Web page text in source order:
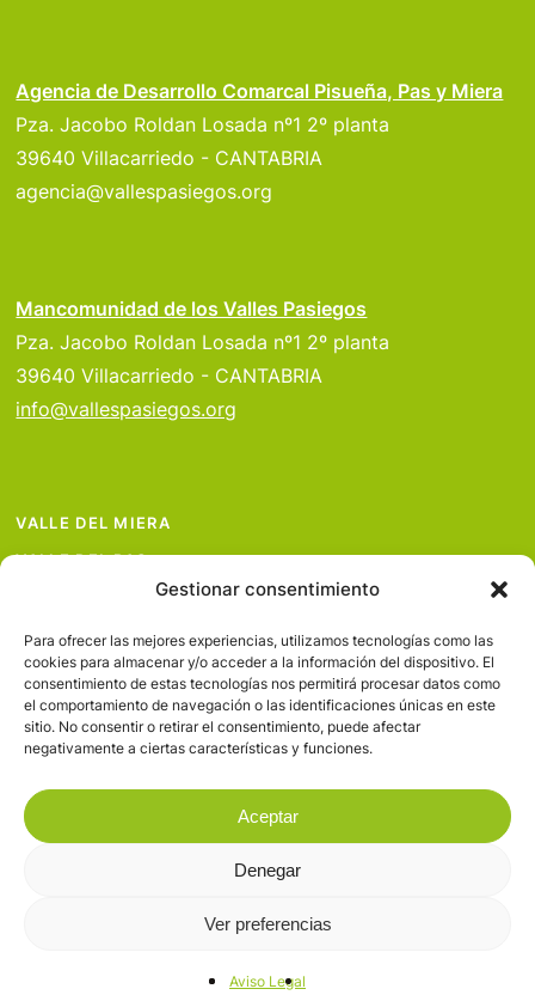
Gestionar consentimiento
Para ofrecer las mejores experiencias, utilizamos tecnologías como las
cookies para almacenar y/o acceder a la información del dispositivo. El
consentimiento de estas tecnologías nos permitirá procesar datos como
el comportamiento de navegación o las identificaciones únicas en este
sitio. No consentir o retirar el consentimiento, puede afectar
negativamente a ciertas características y funciones.
Aceptar
Denegar
Ver preferencias
Aviso Legal
Agencia de Desarrollo Comarcal Pisueña, Pas y Miera
Pza. Jacobo Roldan Losada nº1 2º planta
39640 Villacarriedo - CANTABRIA
agencia@vallespasiegos.org
Mancomunidad de los Valles Pasiegos
Pza. Jacobo Roldan Losada nº1 2º planta
39640 Villacarriedo - CANTABRIA
info@vallespasiegos.org
VALLE DEL MIERA
VALLE DEL PAS
VALLE DEL PISUEÑA
PROYECTOS
SERVICIOS
AVISO LEGAL